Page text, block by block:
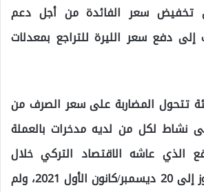
تخفيض سعر الفائدة من أجل دعم
إلى دفع سعر الليرة للتراجع بمعدلات
تتحول المضاربة على سعر الصرف من
نشاط لكل من لديه مدخرات بالعملة
الذي عاشه الاقتصاد التركي خلال
الفترة من يوليو/تموز إلى 20 ديسمبر/كانون الأول 2021، ولم